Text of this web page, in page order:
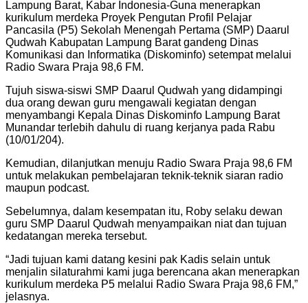
Lampung Barat, Kabar Indonesia-Guna menerapkan
kurikulum merdeka Proyek Pengutan Profil Pelajar
Pancasila (P5) Sekolah Menengah Pertama (SMP) Daarul
Qudwah Kabupatan Lampung Barat gandeng Dinas
Komunikasi dan Informatika (Diskominfo) setempat melalui
Radio Swara Praja 98,6 FM.
Tujuh siswa-siswi SMP Daarul Qudwah yang didampingi
dua orang dewan guru mengawali kegiatan dengan
menyambangi Kepala Dinas Diskominfo Lampung Barat
Munandar terlebih dahulu di ruang kerjanya pada Rabu
(10/01/204).
Kemudian, dilanjutkan menuju Radio Swara Praja 98,6 FM
untuk melakukan pembelajaran teknik-teknik siaran radio
maupun podcast.
Sebelumnya, dalam kesempatan itu, Roby selaku dewan
guru SMP Daarul Qudwah menyampaikan niat dan tujuan
kedatangan mereka tersebut.
“Jadi tujuan kami datang kesini pak Kadis selain untuk
menjalin silaturahmi kami juga berencana akan menerapkan
kurikulum merdeka P5 melalui Radio Swara Praja 98,6 FM,”
jelasnya.